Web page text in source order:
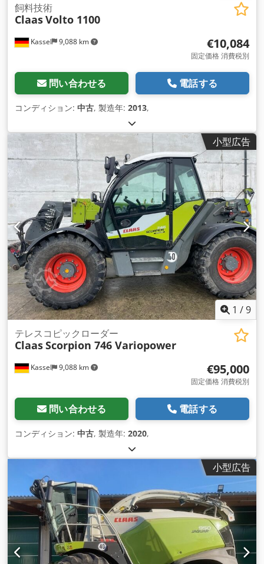
Kassel 9,088 km
飼料技術
ClaasVolto 1100
€10,084
固定価格 消費税別
問い合わせる 電話する
コンディション: 中古, 製造年: 2013,
小型広告
1 /9
Kassel 9,088 km
テレスコピックローダー
ClaasScorpion 746 Variopower
€95,000
固定価格 消費税別
問い合わせる 電話する
コンディション: 中古, 製造年: 2020,
小型広告